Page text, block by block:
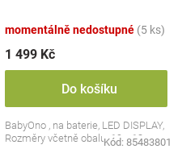
momentálně nedostupné (5 ks)
1 499 Kč
Do košíku
BabyOno , na baterie, LED DISPLAY,
Rozměry včetně obalu: 19 x 13 cm.
Kód: 85483801